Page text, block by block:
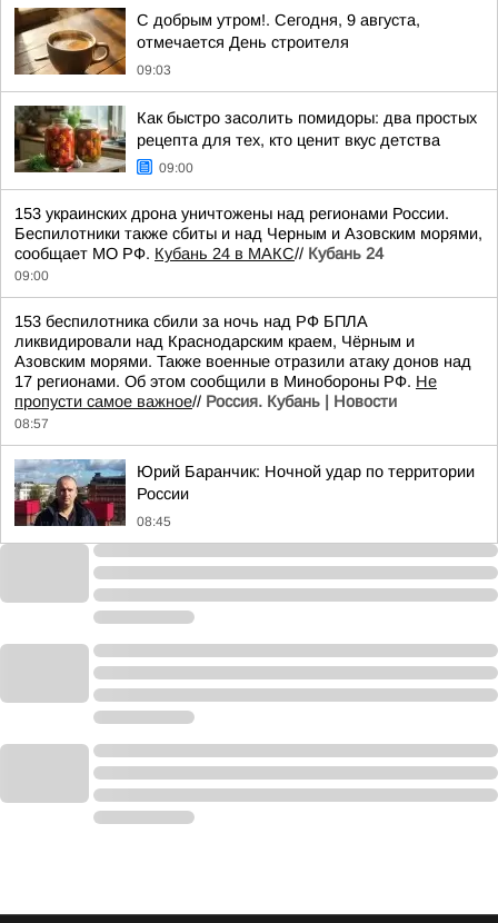
С добрым утром!. Сегодня, 9 августа,
отмечается День строителя
09:03
Как быстро засолить помидоры: два простых
рецепта для тех, кто ценит вкус детства
09:00
153 украинских дрона уничтожены над регионами России.
Беспилотники также сбиты и над Черным и Азовским морями,
сообщает МО РФ. Кубань 24 в МАКС// Кубань 24
09:00
153 беспилотника сбили за ночь над РФ БПЛА
ликвидировали над Краснодарским краем, Чёрным и
Азовским морями. Также военные отразили атаку донов над
17 регионами. Об этом сообщили в Минобороны РФ. Не
пропусти самое важное// Россия. Кубань | Новости
08:57
Юрий Баранчик: Ночной удар по территории
России
08:45